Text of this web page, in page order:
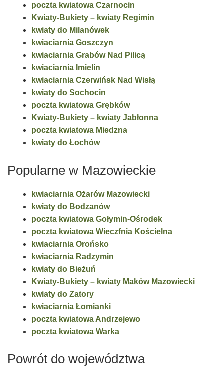
poczta kwiatowa Czarnocin
Kwiaty-Bukiety – kwiaty Regimin
kwiaty do Milanówek
kwiaciarnia Goszczyn
kwiaciarnia Grabów Nad Pilicą
kwiaciarnia Imielin
kwiaciarnia Czerwińsk Nad Wisłą
kwiaty do Sochocin
poczta kwiatowa Grębków
Kwiaty-Bukiety – kwiaty Jabłonna
poczta kwiatowa Miedzna
kwiaty do Łochów
Popularne w Mazowieckie
kwiaciarnia Ożarów Mazowiecki
kwiaty do Bodzanów
poczta kwiatowa Gołymin-Ośrodek
poczta kwiatowa Wieczfnia Kościelna
kwiaciarnia Orońsko
kwiaciarnia Radzymin
kwiaty do Bieżuń
Kwiaty-Bukiety – kwiaty Maków Mazowiecki
kwiaty do Zatory
kwiaciarnia Łomianki
poczta kwiatowa Andrzejewo
poczta kwiatowa Warka
Powrót do województwa